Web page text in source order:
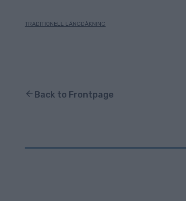
TRADITIONELL LÄNGDÅKNING
Back to Frontpage